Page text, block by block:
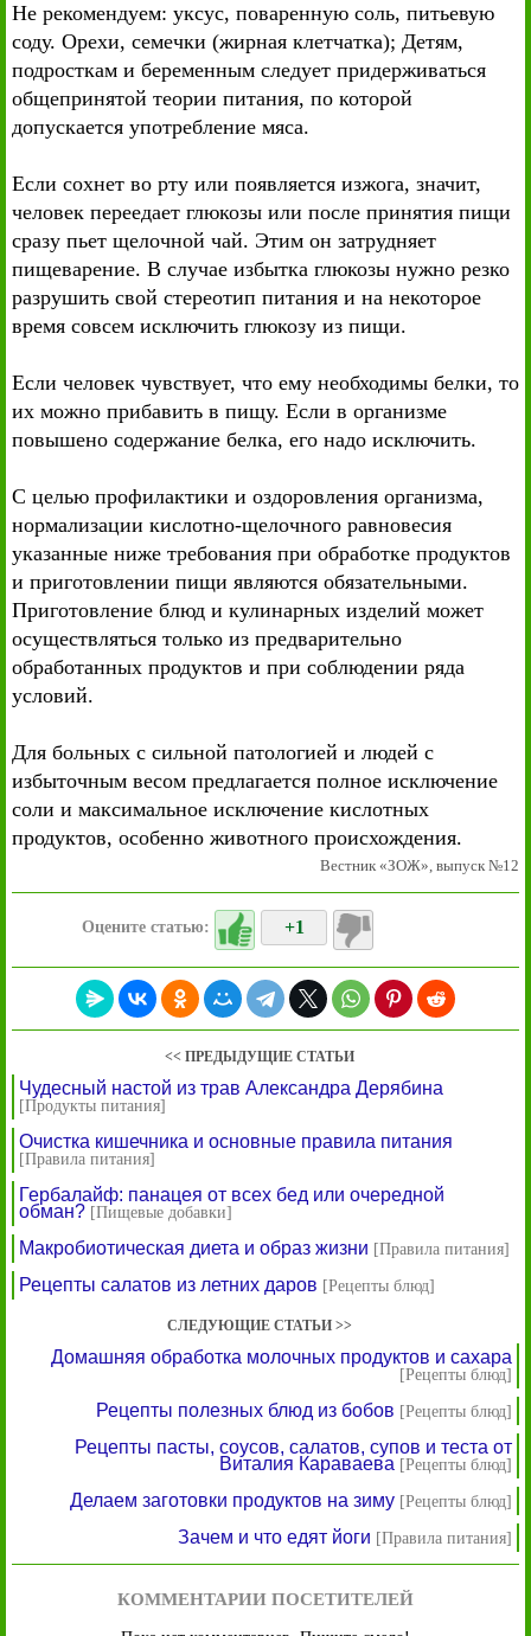
Не рекомендуем: уксус, поваренную соль, питьевую
соду. Орехи, семечки (жирная клетчатка); Детям,
подросткам и беременным следует придерживаться
общепринятой теории питания, по которой
допускается употребление мяса.
Если сохнет во рту или появляется изжога, значит,
человек переедает глюкозы или после принятия пищи
сразу пьет щелочной чай. Этим он затрудняет
пищеварение. В случае избытка глюкозы нужно резко
разрушить свой стереотип питания и на некоторое
время совсем исключить глюкозу из пищи.
Если человек чувствует, что ему необходимы белки, то
их можно прибавить в пищу. Если в организме
повышено содержание белка, его надо исключить.
С целью профилактики и оздоровления организма,
нормализации кислотно-щелочного равновесия
указанные ниже требования при обработке продуктов
и приготовлении пищи являются обязательными.
Приготовление блюд и кулинарных изделий может
осуществляться только из предварительно
обработанных продуктов и при соблюдении ряда
условий.
Для больных с сильной патологией и людей с
избыточным весом предлагается полное исключение
соли и максимальное исключение кислотных
продуктов, особенно животного происхождения.
Вестник «ЗОЖ», выпуск №12
Оцените статью: +1
<< ПРЕДЫДУЩИЕ СТАТЬИ
Чудесный настой из трав Александра Дерябина
[Продукты питания]
Очистка кишечника и основные правила питания
[Правила питания]
Гербалайф: панацея от всех бед или очередной
обман? [Пищевые добавки]
Макробиотическая диета и образ жизни [Правила питания]
Рецепты салатов из летних даров [Рецепты блюд]
СЛЕДУЮЩИЕ СТАТЬИ >>
Домашняя обработка молочных продуктов и сахара
[Рецепты блюд]
Рецепты полезных блюд из бобов [Рецепты блюд]
Рецепты пасты, соусов, салатов, супов и теста от
Виталия Караваева [Рецепты блюд]
Делаем заготовки продуктов на зиму [Рецепты блюд]
Зачем и что едят йоги [Правила питания]
КОММЕНТАРИИ ПОСЕТИТЕЛЕЙ